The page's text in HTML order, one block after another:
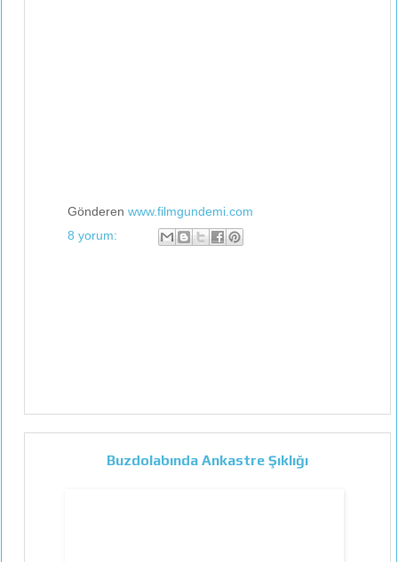
Gönderen www.filmgundemi.com
8 yorum:
Buzdolabında Ankastre Şıklığı